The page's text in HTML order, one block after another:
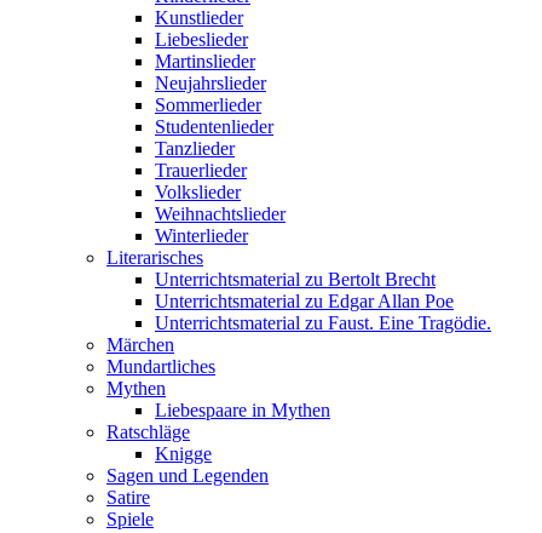
Kunstlieder
Liebeslieder
Martinslieder
Neujahrslieder
Sommerlieder
Studentenlieder
Tanzlieder
Trauerlieder
Volkslieder
Weihnachtslieder
Winterlieder
Literarisches
Unterrichtsmaterial zu Bertolt Brecht
Unterrichtsmaterial zu Edgar Allan Poe
Unterrichtsmaterial zu Faust. Eine Tragödie.
Märchen
Mundartliches
Mythen
Liebespaare in Mythen
Ratschläge
Knigge
Sagen und Legenden
Satire
Spiele